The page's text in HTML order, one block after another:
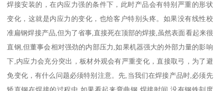
焊接安装的，在内应力强的条件下，此时产品会有特别严重的形状
变化，这就是内应力的变化，也给客户特别头疼。如果没有线性校
准扁钢焊接产品,但为了省事,直接死在顶部的焊接,虽然表面看起来很
直钢,但董事会相对强劲的内部压力,如果机器强大的外部力量的影响
下,内应力会充分突出，板材外观会有严重变化，直接取弓，为了避
免变化，有什么问题必须特别注意。先,当我们在焊接产品时,必须先